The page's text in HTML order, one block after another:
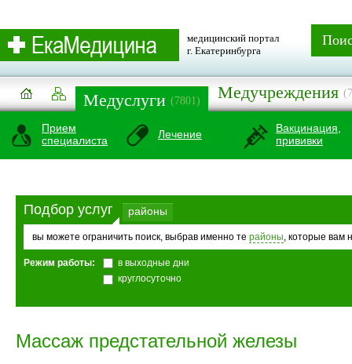
медицинский портал
г. Екатеринбурга
Медуслуги (7801) Медучреждения
Прием
специалиста
Лечение
Вакцинация,
прививки
Подбор услуг районы
вы можете ограничить поиск, выбрав именно те районы, которые вам
Режим работы:
в выходные дни
круглосуточно
Массаж предстательной железы